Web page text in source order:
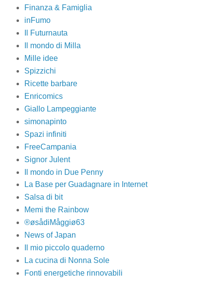
Finanza & Famiglia
inFumo
Il Futurnauta
Il mondo di Milla
Mille idee
Spizzichi
Ricette barbare
Enricomics
Giallo Lampeggiante
simonapinto
Spazi infiniti
FreeCampania
Signor Julent
Il mondo in Due Penny
La Base per Guadagnare in Internet
Salsa di bit
Memi the Rainbow
®øsådiMåggiø63
News of Japan
Il mio piccolo quaderno
La cucina di Nonna Sole
Fonti energetiche rinnovabili